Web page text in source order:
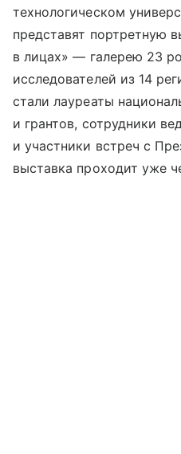
технологическом
представят портретную
в лицах» — галерею 23
исследователей из 14
стали лауреаты
и грантов, сотрудники
и участники встреч с
выставка проходит уже